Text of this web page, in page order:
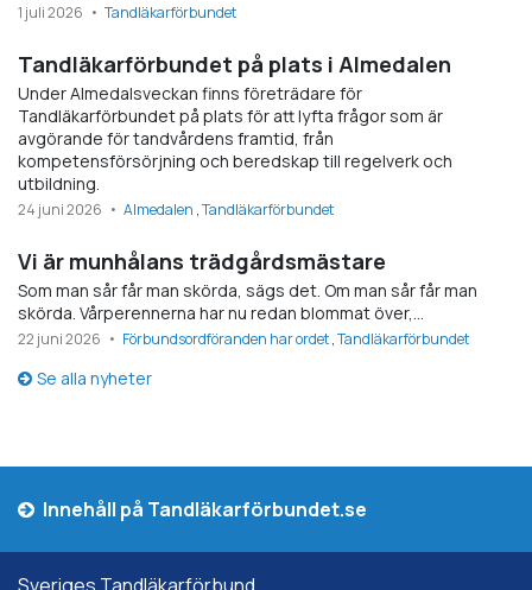
1 juli 2026 Tandläkarförbundet
Tandläkarförbundet på plats i Almedalen
Under Almedalsveckan finns företrädare för
Tandläkarförbundet på plats för att lyfta frågor som är
avgörande för tandvårdens framtid, från
kompetensförsörjning och beredskap till regelverk och
utbildning.
24 juni 2026 Almedalen Tandläkarförbundet
Vi är munhålans trädgårdsmästare
Som man sår får man skörda, sägs det. Om man sår får man
skörda. Vårperennerna har nu redan blommat över,…
22 juni 2026 Förbundsordföranden har ordet Tandläkarförbundet
Se alla nyheter
Innehåll på Tandläkarförbundet.se